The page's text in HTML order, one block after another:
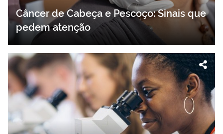
Câncer de Cabeça e Pescoço: Sinais que
pedem atenção